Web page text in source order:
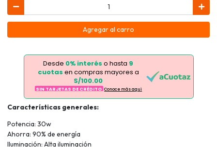
Agregar al carro
Desde 0% interés o hasta 9
cuotas en compras mayores a
S/100.00
SIN TARJETAS DE CRÉDITO Conoce más aqui
Características generales:
Potencia: 30w
Ahorra: 90% de energía
Iluminación: Alta iluminación